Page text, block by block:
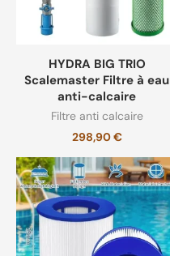
HYDRA BIG TRIO
Scalemaster Filtre à eau
anti-calcaire
Filtre anti calcaire
298,90€